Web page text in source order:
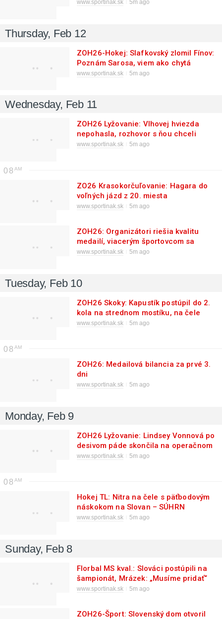
www.sportinak.sk 5m ago
Thursday, Feb 12
ZOH26-Hokej: Slafkovský zlomil Fínov:
Poznám Sarosa, viem ako chytá
www.sportinak.sk 5m ago
Wednesday, Feb 11
ZOH26 Lyžovanie: Vlhovej hviezda
nepohasla, rozhovor s ňou chceli
všetci
www.sportinak.sk 5m ago
08
ZO26 Krasokorčuľovanie: Hagara do
voľných jázd z 20. miesta
www.sportinak.sk 5m ago
ZOH26: Organizátori riešia kvalitu
medailí, viacerým športovcom sa
rozpadli
www.sportinak.sk 5m ago
Tuesday, Feb 10
ZOH26 Skoky: Kapustík postúpil do 2.
kola na strednom mostíku, na čele
Raimund
www.sportinak.sk 5m ago
08
ZOH26: Medailová bilancia za prvé 3.
dni
www.sportinak.sk 5m ago
Monday, Feb 9
ZOH26 Lyžovanie: Lindsey Vonnová po
desivom páde skončila na operačnom
stole
www.sportinak.sk 5m ago
08
Hokej TL: Nitra na čele s päťbodovým
náskokom na Slovan – SÚHRN
www.sportinak.sk 5m ago
Sunday, Feb 8
Florbal MS kval.: Slováci postúpili na
šampionát, Mrázek: „Musíme pridať“
www.sportinak.sk 5m ago
ZOH26-Šport: Slovenský dom otvoril